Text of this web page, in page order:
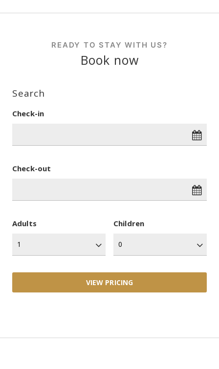
READY TO STAY WITH US?
Book now
Search
Check-in
Check-out
Adults Children